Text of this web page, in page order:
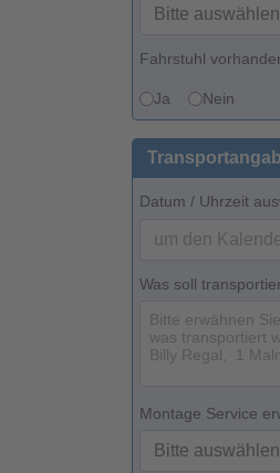
Fahrstuhl
Ja Nein
Datum / Uhrzeit
Was soll
Montage Service